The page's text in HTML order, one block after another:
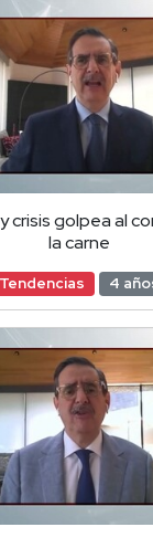
crisis golpea al
la carne
Tendencias 4